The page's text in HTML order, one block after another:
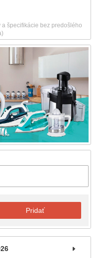
Pridať
špecifikácie bez predošlého